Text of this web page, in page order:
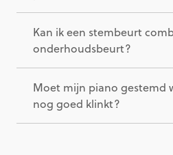
Kan ik een stembeurt
onderhoudsbeurt?
Moet mijn piano gestemd
nog goed klinkt?